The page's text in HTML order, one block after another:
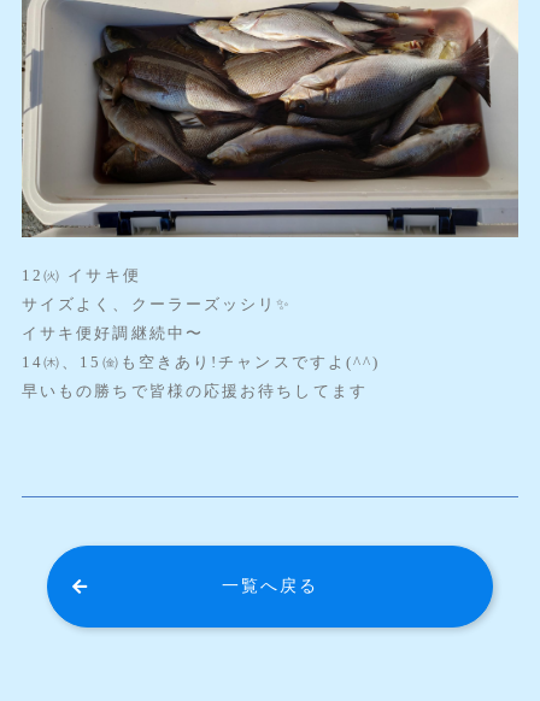
12㈫ イサキ便
サイズよく、クーラーズッシリ✨️
イサキ便好調継続中〜
14㈭、15㈮も空きあり!チャンスですよ(^^)
早いもの勝ちで皆様の応援お待ちしてます
一覧へ戻る